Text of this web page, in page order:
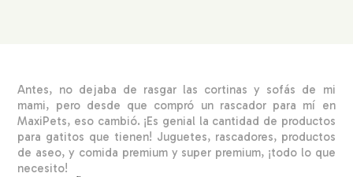
Antes, no dejaba de rasgar las cortinas y sofás de mi
mami, pero desde que compró un rascador para mí en
MaxiPets, eso cambió. ¡Es genial la cantidad de productos
para gatitos que tienen! Juguetes, rascadores, productos
de aseo, y comida premium y super premium, ¡todo lo que
necesito!